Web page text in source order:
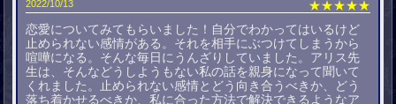
2022/10/13
★★★★★
恋愛についてみてもらいました！自分でわかってはいるけど
止められない感情がある。それを相手にぶつけてしまうから
喧嘩になる。そんな毎日にうんざりしていました。アリス先
生は、そんなどうしようもない私の話を親身になって聞いて
くれました。止められない感情とどう向き合うべきか、どう
落ち着かせるべきか、私に合った方法で解決できるようなア